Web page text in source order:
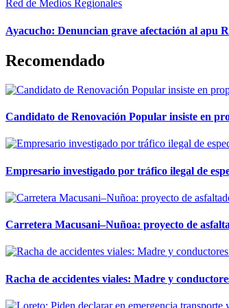
Red de Medios Regionales
Ayacucho: Denuncian grave afectación al apu
Recomendado
Candidato de Renovación Popular insiste en
Empresario investigado por tráfico ilegal de
Carretera Macusani–Nuñoa: proyecto de
Racha de accidentes viales: Madre y